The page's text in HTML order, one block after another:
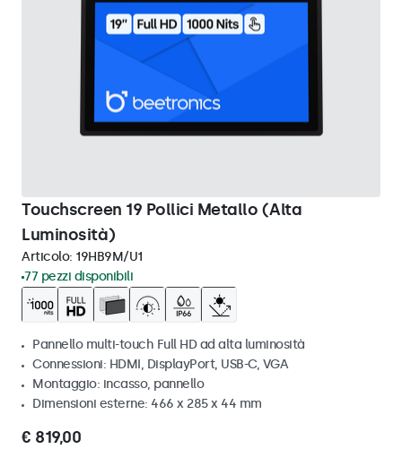
Touchscreen 19 Pollici Metallo (Alta
Luminosità)
Articolo: 19HB9M/U1
77 pezzi disponibili
Pannello multi-touch Full HD ad alta luminosità
Connessioni: HDMI, DisplayPort, USB-C, VGA
Montaggio: incasso, pannello
Dimensioni esterne: 466 x 285 x 44 mm
€ 819,00